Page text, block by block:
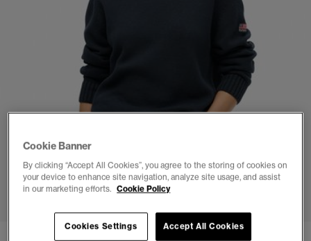
1 2 3 4 5 6
Cookie Banner
By clicking “Accept All Cookies”, you agree to the storing of cookies on
your device to enhance site navigation, analyze site usage, and assist
in our marketing efforts. Cookie Policy
Cookies Settings Accept All Cookies